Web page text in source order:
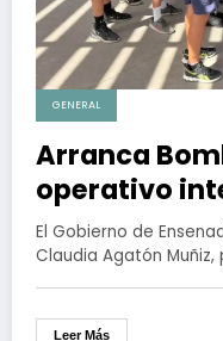
GENERAL
Arranca
operativo
en Semana
El Gobierno de
Claudia Agatón
Leer Más